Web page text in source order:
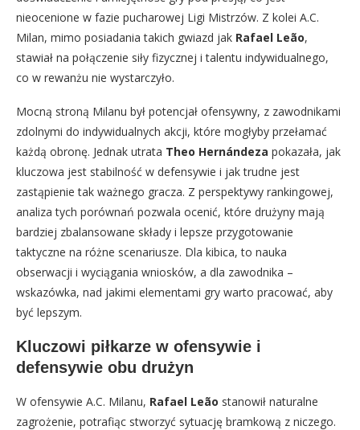
nieocenione w fazie pucharowej Ligi Mistrzów. Z kolei A.C.
Milan, mimo posiadania takich gwiazd jak Rafael Leão,
stawiał na połączenie siły fizycznej i talentu indywidualnego,
co w rewanżu nie wystarczyło.
Mocną stroną Milanu był potencjał ofensywny, z zawodnikami
zdolnymi do indywidualnych akcji, które mogłyby przełamać
każdą obronę. Jednak utrata Theo Hernándeza pokazała, jak
kluczowa jest stabilność w defensywie i jak trudne jest
zastąpienie tak ważnego gracza. Z perspektywy rankingowej,
analiza tych porównań pozwala ocenić, które drużyny mają
bardziej zbalansowane składy i lepsze przygotowanie
taktyczne na różne scenariusze. Dla kibica, to nauka
obserwacji i wyciągania wniosków, a dla zawodnika –
wskazówka, nad jakimi elementami gry warto pracować, aby
być lepszym.
Kluczowi piłkarze w ofensywie i
defensywie obu drużyn
W ofensywie A.C. Milanu, Rafael Leão stanowił naturalne
zagrożenie, potrafiąc stworzyć sytuację bramkową z niczego.